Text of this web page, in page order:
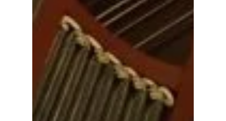
Home
Cultuuragenda